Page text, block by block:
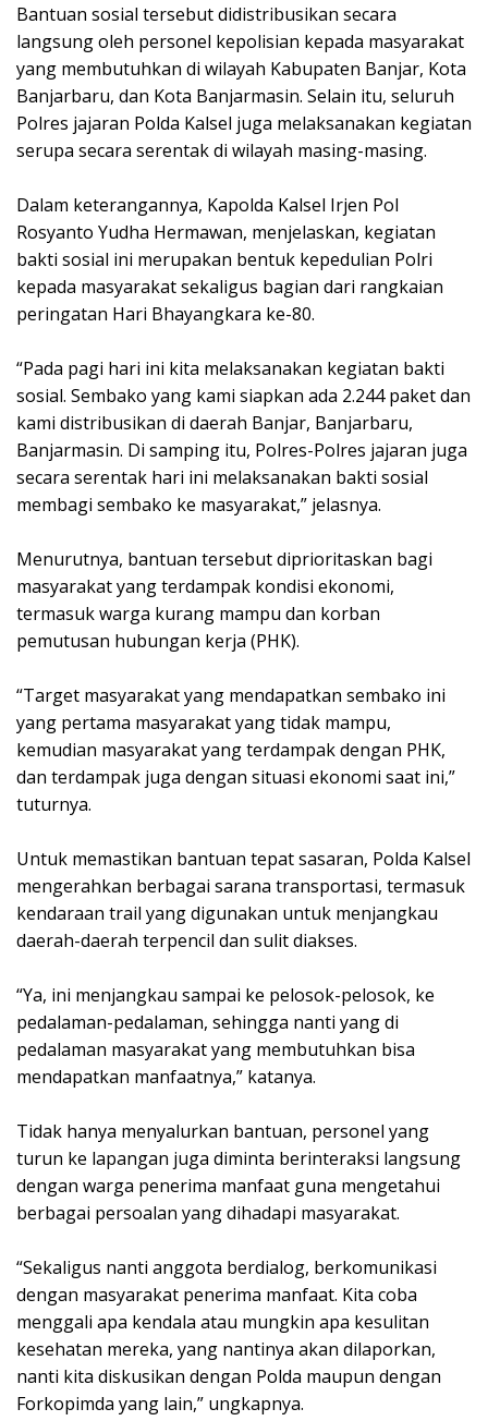
Bantuan sosial tersebut didistribusikan secara
langsung oleh personel kepolisian kepada masyarakat
yang membutuhkan di wilayah Kabupaten Banjar, Kota
Banjarbaru, dan Kota Banjarmasin. Selain itu, seluruh
Polres jajaran Polda Kalsel juga melaksanakan kegiatan
serupa secara serentak di wilayah masing-masing.
Dalam keterangannya, Kapolda Kalsel Irjen Pol
Rosyanto Yudha Hermawan, menjelaskan, kegiatan
bakti sosial ini merupakan bentuk kepedulian Polri
kepada masyarakat sekaligus bagian dari rangkaian
peringatan Hari Bhayangkara ke-80.
“Pada pagi hari ini kita melaksanakan kegiatan bakti
sosial. Sembako yang kami siapkan ada 2.244 paket dan
kami distribusikan di daerah Banjar, Banjarbaru,
Banjarmasin. Di samping itu, Polres-Polres jajaran juga
secara serentak hari ini melaksanakan bakti sosial
membagi sembako ke masyarakat,” jelasnya.
Menurutnya, bantuan tersebut diprioritaskan bagi
masyarakat yang terdampak kondisi ekonomi,
termasuk warga kurang mampu dan korban
pemutusan hubungan kerja (PHK).
“Target masyarakat yang mendapatkan sembako ini
yang pertama masyarakat yang tidak mampu,
kemudian masyarakat yang terdampak dengan PHK,
dan terdampak juga dengan situasi ekonomi saat ini,”
tuturnya.
Untuk memastikan bantuan tepat sasaran, Polda Kalsel
mengerahkan berbagai sarana transportasi, termasuk
kendaraan trail yang digunakan untuk menjangkau
daerah-daerah terpencil dan sulit diakses.
“Ya, ini menjangkau sampai ke pelosok-pelosok, ke
pedalaman-pedalaman, sehingga nanti yang di
pedalaman masyarakat yang membutuhkan bisa
mendapatkan manfaatnya,” katanya.
Tidak hanya menyalurkan bantuan, personel yang
turun ke lapangan juga diminta berinteraksi langsung
dengan warga penerima manfaat guna mengetahui
berbagai persoalan yang dihadapi masyarakat.
“Sekaligus nanti anggota berdialog, berkomunikasi
dengan masyarakat penerima manfaat. Kita coba
menggali apa kendala atau mungkin apa kesulitan
kesehatan mereka, yang nantinya akan dilaporkan,
nanti kita diskusikan dengan Polda maupun dengan
Forkopimda yang lain,” ungkapnya.